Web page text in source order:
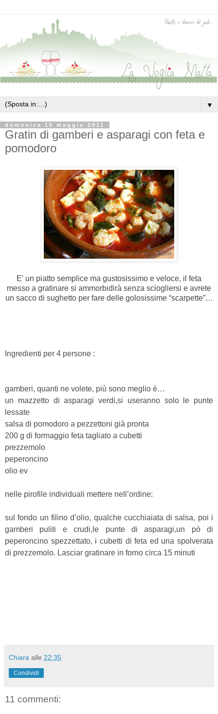
▼
domenica 15 maggio 2011
Gratin di gamberi e asparagi con feta e
pomodoro
E' un piatto semplice ma gustosissimo e veloce, il feta
messo a gratinare si ammorbidirà senza sciogliersi e avrete
un sacco di sughetto per fare delle golosissime “scarpette”…
Ingredienti per 4 persone :
gamberi, quanti ne volete, più sono meglio è…
un mazzetto di asparagi verdi,si useranno solo le punte
lessate
salsa di pomodoro a pezzettoni già pronta
200 g di formaggio feta tagliato a cubetti
prezzemolo
peperoncino
olio ev
nelle pirofile individuali mettere nell’ordine:
sul fondo un filino d’olio, qualche cucchiaiata di salsa, poi i
gamberi puliti e crudi,le punte di asparagi,un pò di
peperoncino spezzettato, i cubetti di feta ed una spolverata
di prezzemolo. Lasciar gratinare in forno circa 15 minuti
Chiara alle 22:35
Condividi
11 commenti: